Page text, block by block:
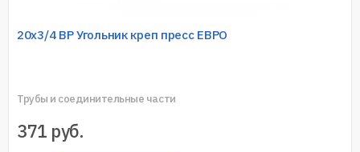
20х3/4 ВР Угольник креп пресс ЕВРО
Трубы и соединительные части
371 руб.